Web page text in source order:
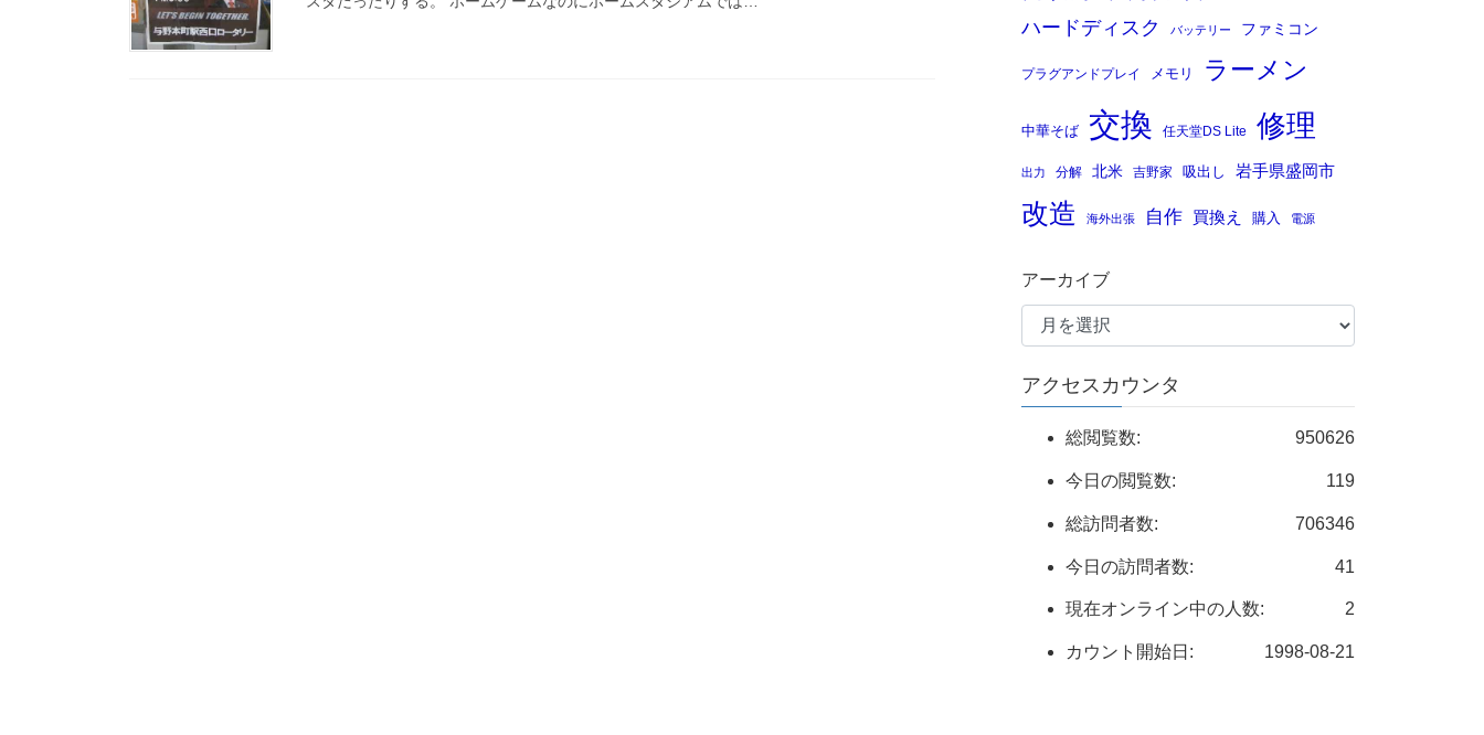
ハードディスク バッテリー ファミコン
プラグアンドプレイ メモリ ラーメン
中華そば 交換 任天堂DS Lite 修理
出力 分解 北米 吉野家 吸出し 岩手県盛岡市
改造 海外出張 自作 買換え 購入 電源
アーカイブ
アクセスカウンタ
950626
総閲覧数:
119
今日の閲覧数:
706346
総訪問者数:
41
今日の訪問者数:
2
現在オンライン中の人数:
1998-08-21
カウント開始日: